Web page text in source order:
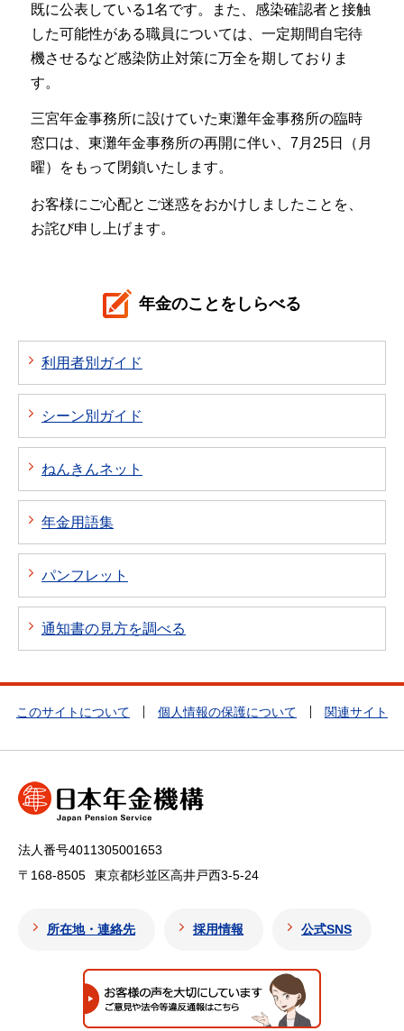
既に公表している1名です。また、感染確認者と接触
した可能性がある職員については、一定期間自宅待
機させるなど感染防止対策に万全を期しておりま
す。
三宮年金事務所に設けていた東灘年金事務所の臨時
窓口は、東灘年金事務所の再開に伴い、7月25日（月
曜）をもって閉鎖いたします。
お客様にご心配とご迷惑をおかけしましたことを、
お詫び申し上げます。
年金のことをしらべる
利用者別ガイド
シーン別ガイド
ねんきんネット
年金用語集
パンフレット
通知書の見方を調べる
このサイトについて 個人情報の保護について 関連サイト
法人番号4011305001653
〒168-8505
東京都杉並区高井戸西3-5-24
所在地・連絡先 採用情報 公式SNS